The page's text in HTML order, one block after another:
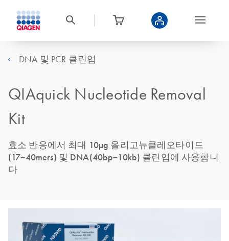
DNA 및 PCR 클린업
QIAquick Nucleotide Removal
Kit
효소 반응에서 최대 10µg 올리고뉴클레오타이드
(17~40mers) 및 DNA(40bp~10kb) 클린업에 사용합니
다